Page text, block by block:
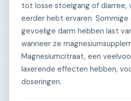
tot losse stoelgang of diarree,
eerder hebt ervaren.
gevoelige darm hebben last
wanneer ze
Magnesiumcitraat, een
laxerende effecten hebben,
doseringen.